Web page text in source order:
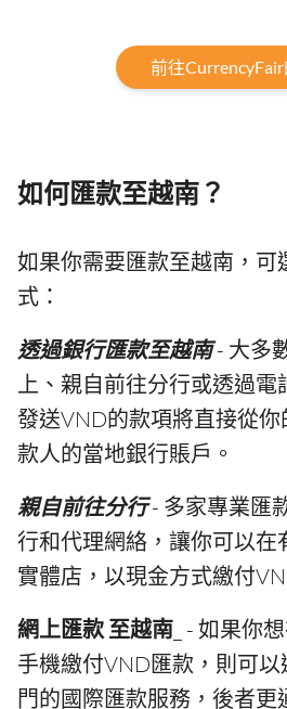
前往
如何匯款至越南？
如果你需要匯款至越南，可
式：
透過銀行匯款至越南- 大多
上、親自前往分行或透過電
發送VND的款項將直接從
款人的當地銀行賬戶。
親自前往分行- 多家專業匯
行和代理網絡，讓你可以在
實體店，以現金方式繳付
網上匯款 至越南 _ - 如果你
手機繳付VND匯款，則可
門的國際匯款服務，後者更